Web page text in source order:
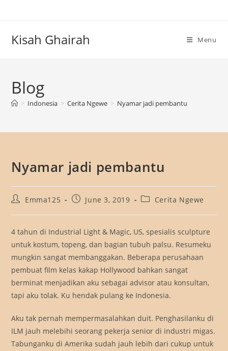
Kisah Ghairah Menu
Blog
> Indonesia > Cerita Ngewe > Nyamar jadi pembantu
Nyamar jadi pembantu
PostEmma125
PostJune 3, 2019
PostCerita Ngewe
4 tahun di Industrial Light & Magic, US, spesialis sculpture
untuk kostum, topeng, dan bagian tubuh palsu. Resumeku
mungkin sangat membanggakan. Beberapa perusahaan
pembuat film kelas kakap Hollywood bahkan sangat
berminat menjadikan aku sebagai advisor atau konsultan,
tapi aku tolak. Ku hendak pulang ke Indonesia.
Aku tak pernah mempermasalahkan duit. Penghasilanku di
ILM jauh melebihi seorang pekerja senior di industri migas.
Tabunganku di Amerika sudah jauh lebih dari cukup untuk